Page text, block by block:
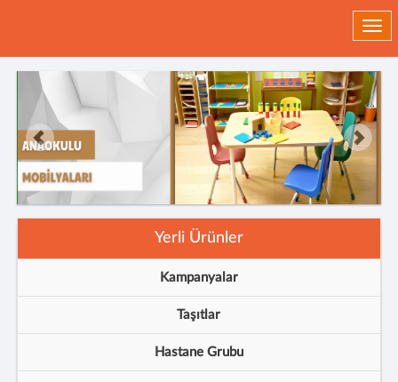
Yerli Ürünler
Kampanyalar
Taşıtlar
Hastane Grubu